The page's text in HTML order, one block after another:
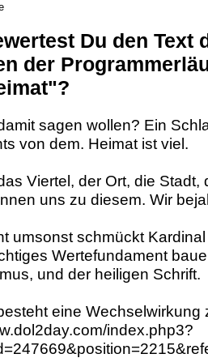
Du den Text
der
sagen wollen? Ein
von dem. Heimat ist viel.
Viertel, der Ort, die
uns zu diesem. Wir
umsonst schmückt
Wertefundament
und der heiligen Schrift.
eine
index.php3?